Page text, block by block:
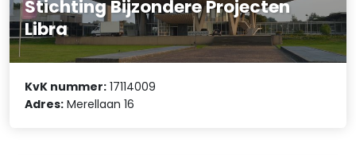
Stichting Bijzondere Projecten
Libra
KvK nummer: 17114009
Adres: Merellaan 16